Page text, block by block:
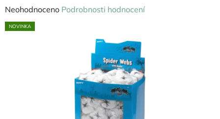
Průměrné
hodnocení
Neohodnoceno Podrobnosti hodnocení
NOVINKA